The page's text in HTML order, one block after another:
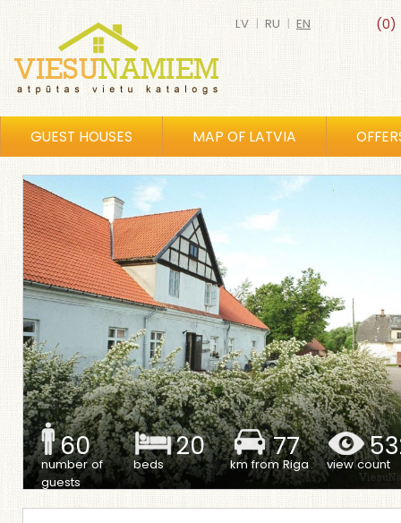
(0)
LV | RU | EN
GUEST HOUSES MAP OF LATVIA
60
number of
guests
20
beds
77
km from Riga view count